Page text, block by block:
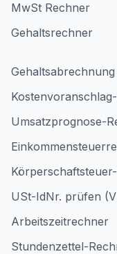
MwSt Rechner
Gehaltsrechner
Umsatzprognose-
USt-IdNr. prüfen
Arbeitszeitrechner
Stundenzettel-